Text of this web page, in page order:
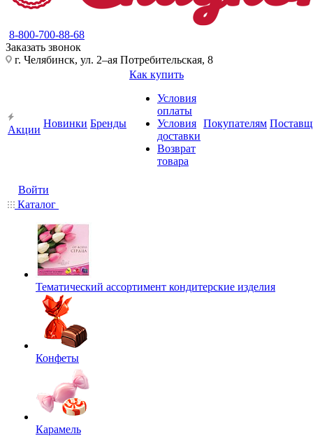
8-800-700-88-68
Заказать звонок
г. Челябинск, ул. 2–ая Потребительская, 8
Акции
Новинки Бренды
Как купить
Условия
оплаты
Условия
доставки
Возврат
товара
Покупателям
Войти
Каталог
Тематический ассортимент кондитерские изделия
Конфеты
Карамель